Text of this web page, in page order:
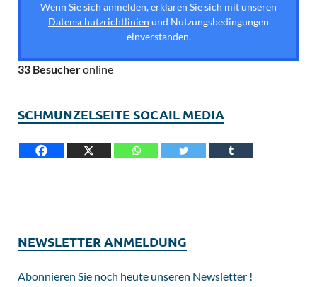
Wenn Sie sich anmelden, erklären Sie sich mit unseren
Datenschutzrichtlinien und Nutzungsbedingungen
einverstanden.
33 Besucheronline
SCHMUNZELSEITE SOCAIL MEDIA
NEWSLETTER ANMELDUNG
Abonnieren Sie noch heute unseren Newsletter !